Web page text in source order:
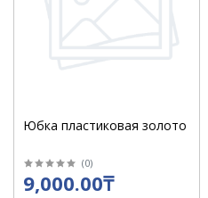
Юбка пластиковая золото
(0)
9,000.00₸